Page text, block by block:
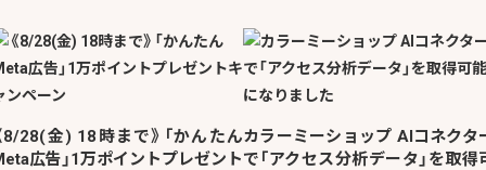
8/28(金) 18時まで》「かんたん
広告」1万ポイントプレゼント
カラーミーショップ AIコネクタ
で「アクセス分析データ」を取得